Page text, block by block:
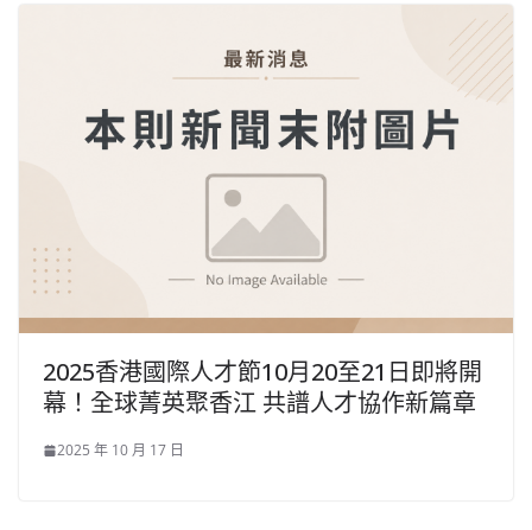
2025香港國際人才節10月20至21日即將開
幕！全球菁英聚香江 共譜人才協作新篇章
2025 年 10 月 17 日